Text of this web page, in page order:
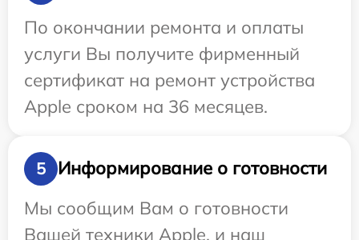
По окончании ремонта и оплаты
услуги Вы получите фирменный
сертификат на ремонт устройства
Apple сроком на 36 месяцев.
5
Информирование о готовности
Мы сообщим Вам о готовности
Вашей техники Apple, и наш